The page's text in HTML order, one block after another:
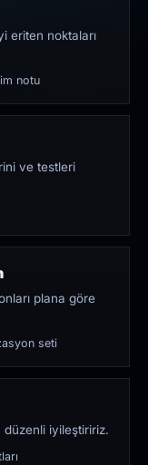
eriten noktaları
notu
ve testleri
plana göre
seti
düzenli iyileştiririz.